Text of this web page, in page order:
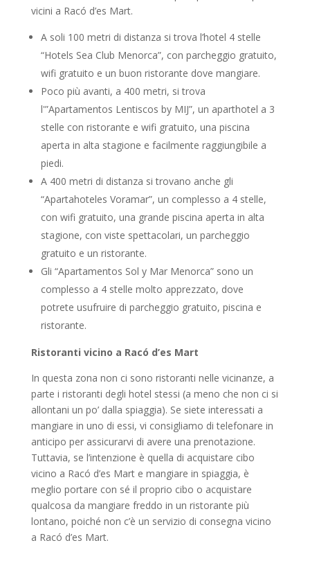
vicini a Racó d’es Mart.
A soli 100 metri di distanza si trova l’hotel 4 stelle
“Hotels Sea Club Menorca”, con parcheggio gratuito,
wifi gratuito e un buon ristorante dove mangiare.
Poco più avanti, a 400 metri, si trova
l'”Apartamentos Lentiscos by MIJ”, un aparthotel a 3
stelle con ristorante e wifi gratuito, una piscina
aperta in alta stagione e facilmente raggiungibile a
piedi.
A 400 metri di distanza si trovano anche gli
“Apartahoteles Voramar”, un complesso a 4 stelle,
con wifi gratuito, una grande piscina aperta in alta
stagione, con viste spettacolari, un parcheggio
gratuito e un ristorante.
Gli “Apartamentos Sol y Mar Menorca” sono un
complesso a 4 stelle molto apprezzato, dove
potrete usufruire di parcheggio gratuito, piscina e
ristorante.
Ristoranti vicino a Racó d’es Mart
In questa zona non ci sono ristoranti nelle vicinanze, a
parte i ristoranti degli hotel stessi (a meno che non ci si
allontani un po’ dalla spiaggia). Se siete interessati a
mangiare in uno di essi, vi consigliamo di telefonare in
anticipo per assicurarvi di avere una prenotazione.
Tuttavia, se l’intenzione è quella di acquistare cibo
vicino a Racó d’es Mart e mangiare in spiaggia, è
meglio portare con sé il proprio cibo o acquistare
qualcosa da mangiare freddo in un ristorante più
lontano, poiché non c’è un servizio di consegna vicino
a Racó d’es Mart.